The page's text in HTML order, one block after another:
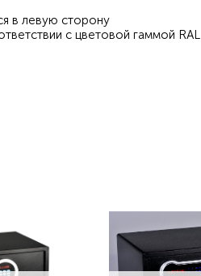
в левую сторону
с цветовой гаммой RAL